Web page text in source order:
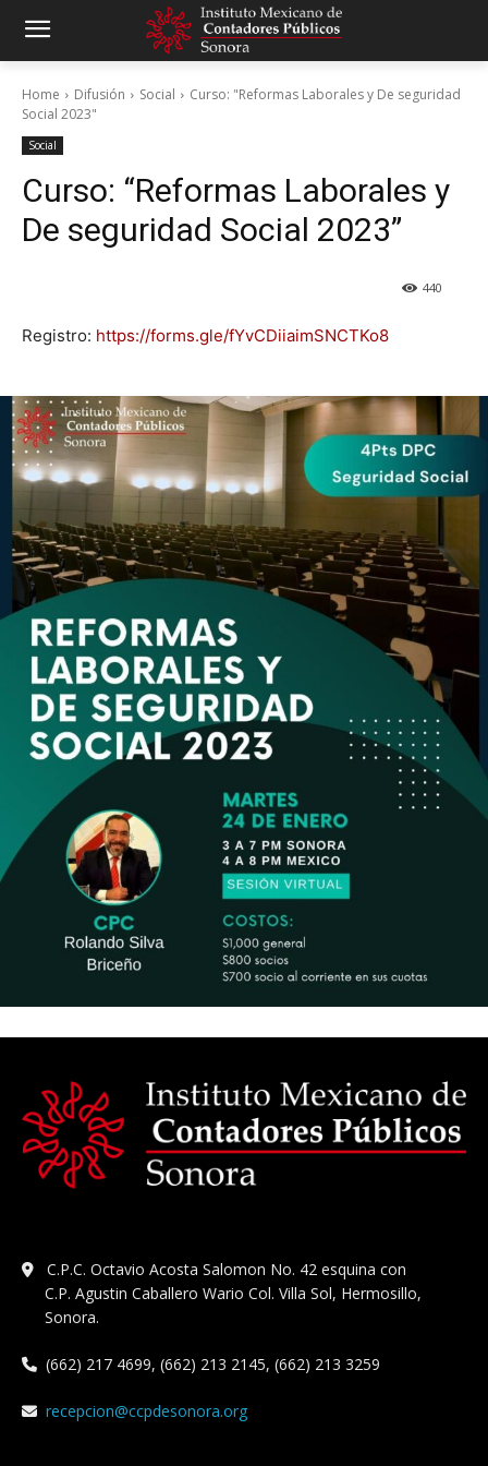
Home Difusión Social
Curso: "Reformas Laborales y De seguridad
Social 2023"
Social
Curso: “Reformas Laborales y
De seguridad Social 2023”
440
Registro: https://forms.gle/fYvCDiiaimSNCTKo8
C.P.C. Octavio Acosta Salomon No. 42 esquina con
C.P. Agustin Caballero Wario Col. Villa Sol, Hermosillo,
Sonora.
(662) 217 4699, (662) 213 2145, (662) 213 3259
recepcion@ccpdesonora.org